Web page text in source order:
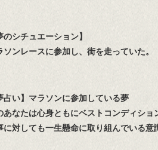
のシチュエーション】
ソンレースに参加し、街を走っていた。
占い】マラソンに参加している夢
あなたは心身ともにベストコンディショ
に対しても一生懸命に取り組んでいる意